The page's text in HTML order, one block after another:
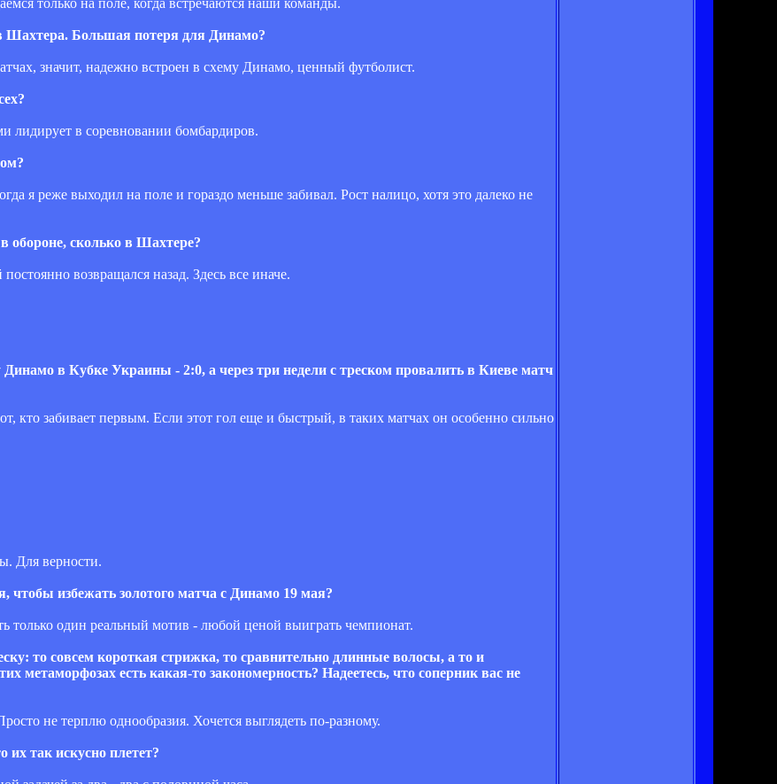
Шахтера. Большая потеря для Динамо?
значит, надежно встроен в схему Динамо, ценный футболист.
лидирует в соревновании бомбардиров.
я реже выходил на поле и гораздо меньше забивал. Рост налицо, хотя это далеко не
обороне, сколько в Шахтере?
возвращался назад. Здесь все иначе.
в Кубке Украины - 2:0, а через три недели с треском провалить в Киеве матч
кто забивает первым. Если этот гол еще и быстрый, в таких матчах он особенно сильно
Для верности.
чтобы избежать золотого матча с Динамо 19 мая?
только один реальный мотив - любой ценой выиграть чемпионат.
то совсем короткая стрижка, то сравнительно длинные волосы, а то и
есть какая-то закономерность? Надеетесь, что соперник вас не
не терплю однообразия. Хочется выглядеть по-разному.
так искусно плетет?